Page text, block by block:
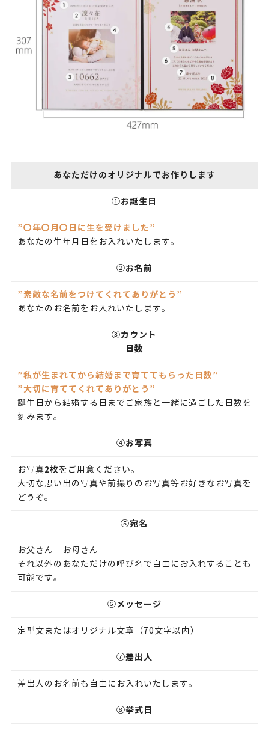
あなただけのオリジナルでお作りします
①お誕生日
”〇年〇月〇日に生を受けました”
あなたの生年月日をお入れいたします。
②お名前
”素敵な名前をつけてくれてありがとう”
あなたのお名前をお入れいたします。
③カウント
日数
”私が生まれてから結婚まで育ててもらった日数”
”大切に育ててくれてありがとう”
誕生日から結婚する日までご家族と一緒に過ごした日数を
刻みます。
④お写真
お写真2枚をご用意ください。
大切な思い出の写真や前撮りのお写真等お好きなお写真を
どうぞ。
⑤宛名
お父さん お母さん
それ以外のあなただけの呼び名で自由にお入れすることも
可能です。
⑥メッセージ
定型文またはオリジナル文章（70文字以内）
⑦差出人
差出人のお名前も自由にお入れいたします。
⑧挙式日